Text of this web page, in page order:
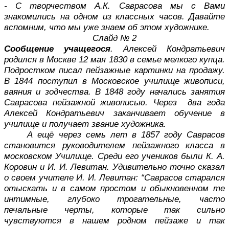
- С творчеством А.К. Саврасова мы с Вами
знакомились на одном из классных часов. Давайте
вспомним, что мы уже знаем об этом художнике.
Слайд № 2
Сообщение учащегося. Алексей Кондратьевич
родился в Москве 12 мая 1830 в семье мелкого купца.
Подростком писал пейзажные картинки на продажу.
В 1844 поступил в Московское училище живописи,
ваяния и зодчества. В 1848 году начались занятия
Саврасова пейзажной живописью. Через два года
Алексей Кондратьевич заканчивает обучение в
училище и получает звание художника.
А ещё через семь лет в 1857 году Саврасов
становится руководителем пейзажного класса в
московском Училище. Среди его учеников были К. А.
Коровин и И. И. Левитан. Удивительно точно сказал
о своем учителе И. И. Левитан: “Саврасов старался
отыскать и в самом простом и обыкновенном те
интимные, глубоко трогательные, часто
печальные черты, которые так сильно
чувствуются в нашем родном пейзаже и так